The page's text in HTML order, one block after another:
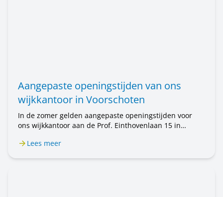
Aangepaste openingstijden van ons
wijkkantoor in Voorschoten
In de zomer gelden aangepaste openingstijden voor
ons wijkkantoor aan de Prof. Einthovenlaan 15 in
wijkkantoor alleen op afspraak geopend. Wilt u een
Lees meer